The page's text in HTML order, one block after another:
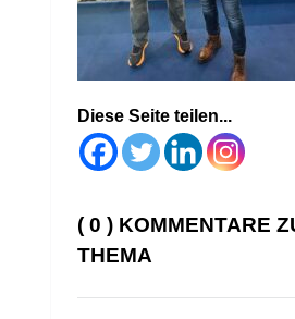
Diese Seite teilen...
( 0 ) KOMMENTARE
THEMA